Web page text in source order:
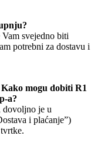
svejedno biti
potrebni za dostavu i
mogu dobiti R1
a?
dovoljno je u
i plaćanje”)